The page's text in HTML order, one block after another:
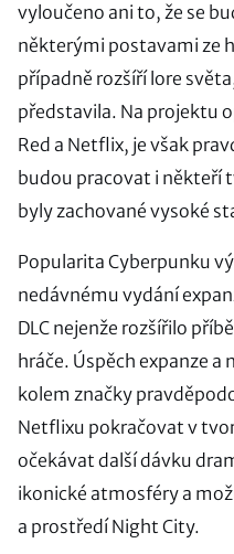
vyloučeno ani to, že se
některými postavami ze
případně rozšíří lore
představila. Na projektu
Red a Netflix, je však
budou pracovat i někteří
byly zachované vysoké
Popularita Cyberpunku
nedávnému vydání
DLC nejenže rozšířilo
hráče. Úspěch expanze
kolem značky
Netflixu pokračovat v
očekávat další dávku
ikonické atmosféry a
a prostředí Night City.